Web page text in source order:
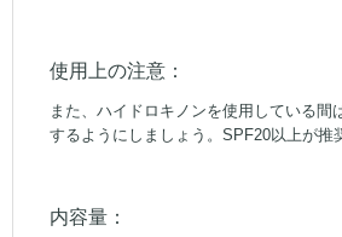
使用上の注意：
また、ハイドロキノンを使用している間
するようにしましょう。SPF20以上が推
内容量：